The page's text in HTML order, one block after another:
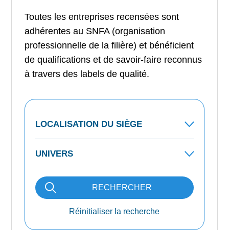
Toutes les entreprises recensées sont
adhérentes au SNFA (organisation
professionnelle de la filière) et bénéficient
de qualifications et de savoir-faire reconnus
à travers des labels de qualité.
RECHERCHER
Réinitialiser la recherche